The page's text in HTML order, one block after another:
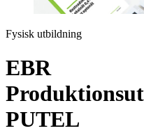
Fysisk utbildning
EBR
PUTEL